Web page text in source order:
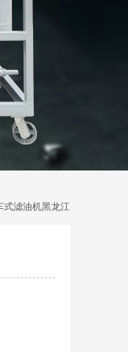
滤油机黑龙江